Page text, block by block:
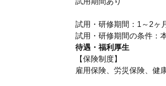
試用・研修期間：1～2ヶ
待遇・福利厚生
【保険制度】
雇用保険、労災保険、健